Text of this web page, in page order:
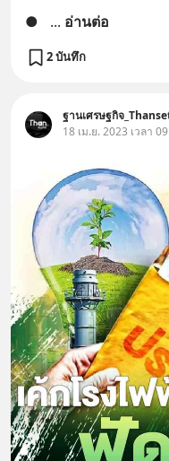
●
... อ่านต่อ
2 บันทึก
ฐานเศรษฐกิจ
18 เม.ย. 2023 เวลา